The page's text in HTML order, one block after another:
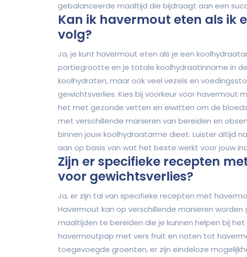
gebalanceerde maaltijd die bijdraagt aan een
Kan ik havermout eten als ik
volg?
Ja, je kunt havermout eten als je een
portiegrootte en je totale koolhydraatinname in
koolhydraten, maar ook veel vezels en
gewichtsverlies. Kies bij voorkeur voor havermout
het met gezonde vetten en eiwitten om de
met verschillende manieren van bereiden en
binnen jouw koolhydraatarme dieet. Luister altijd
aan op basis van wat het beste werkt voor jouw
Zijn er specifieke recepten
voor gewichtsverlies?
Ja, er zijn tal van specifieke recepten met
Havermout kan op verschillende manieren
maaltijden te bereiden die je kunnen helpen bij
havermoutpap met vers fruit en noten tot
toegevoegde groenten, er zijn eindeloze